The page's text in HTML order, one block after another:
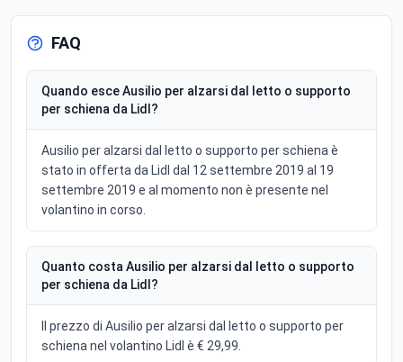
FAQ
Quando esce Ausilio per alzarsi dal letto o supporto
per schiena da Lidl?
Ausilio per alzarsi dal letto o supporto per schiena è
stato in offerta da Lidl dal 12 settembre 2019 al 19
settembre 2019 e al momento non è presente nel
volantino in corso.
Quanto costa Ausilio per alzarsi dal letto o supporto
per schiena da Lidl?
Il prezzo di Ausilio per alzarsi dal letto o supporto per
schiena nel volantino Lidl è € 29,99.